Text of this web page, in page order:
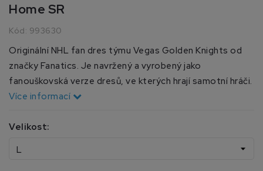
Home SR
Kód: 993630
Originální NHL fan dres týmu Vegas Golden Knights od
značky Fanatics. Je navržený a vyrobený jako
fanouškovská verze dresů, ve kterých hrají samotní hráči.
Více informací
Velikost: